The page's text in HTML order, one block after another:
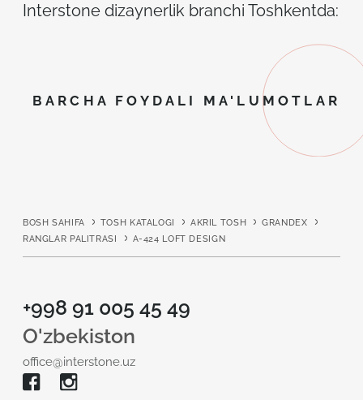
Interstone dizaynerlik branchi Toshkentda:
BARCHA FOYDALI MA'LUMOTLAR
BOSH SAHIFA TOSH KATALOGI AKRIL TOSH
GRANDEX
RANGLAR PALITRASI
A-424 LOFT DESIGN
+998 91 005 45 49
O'zbekiston
office@interstone.uz